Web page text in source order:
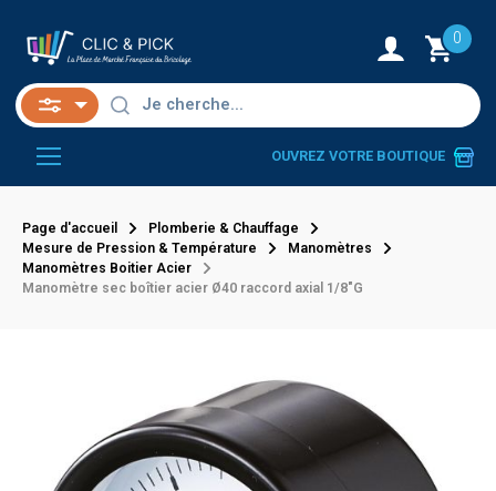
0
OUVREZ VOTRE BOUTIQUE
Page d'accueil
Plomberie & Chauffage
Mesure de Pression & Température
Manomètres
Manomètres Boitier Acier
Manomètre sec boîtier acier Ø40 raccord axial 1/8"G